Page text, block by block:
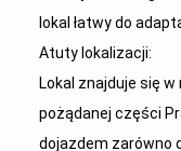
lokal łatwy do
Atuty lokalizacji:
Lokal znajduje się
pożądanej części
dojazdem zarówno